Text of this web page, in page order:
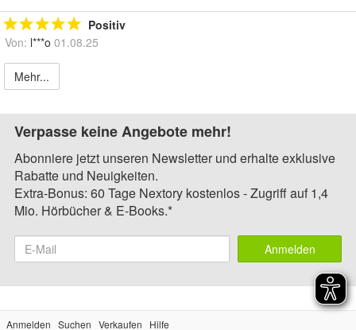
Positiv
Von: l***o 01.08.25
Mehr...
Verpasse keine Angebote mehr!
Abonniere jetzt unseren Newsletter und erhalte exklusive
Rabatte und Neuigkeiten.
Extra-Bonus: 60 Tage Nextory kostenlos - Zugriff auf 1,4
Mio. Hörbücher & E-Books.*
Anmelden
Anmelden Suchen Verkaufen Hilfe